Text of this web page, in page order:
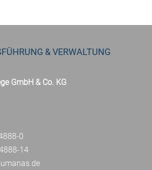
& VERWALTUNG
GmbH & Co. KG
0
14